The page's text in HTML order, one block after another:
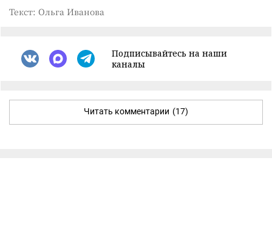
Текст: Ольга Иванова
Подписывайтесь на наши
каналы
Читать комментарии (17)